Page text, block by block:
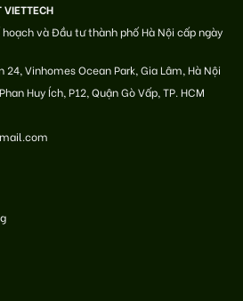
VIETTECH
hoạch và Đầu tư thành phố Hà Nội cấp ngày
Vinhomes Ocean Park, Gia Lâm, Hà Nội
Huy Ích, P12, Quận Gò Vấp, TP. HCM